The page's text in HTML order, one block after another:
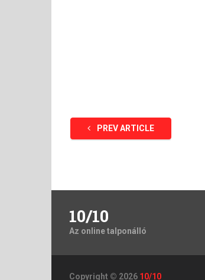
PREV ARTICLE
10/10
Az online talponálló
Copyright © 2026 10/10